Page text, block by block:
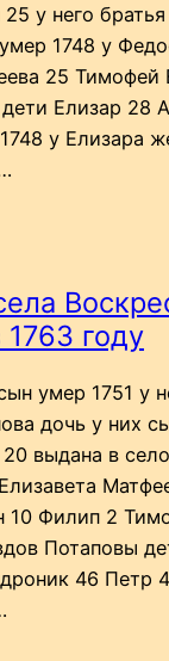
у него
1748 у
25 Тимофей
Елизар 28
у Елизара
году
умер 1751 у
дочь у них
выдана в
10 Филип 2
Потаповы
46 Петр